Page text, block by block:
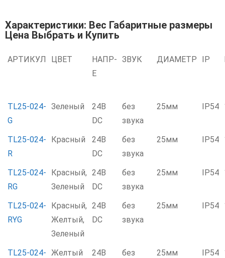
Характеристики: Вес Габаритные размеры
Цена Выбрать и Купить
АРТИКУЛ ЦВЕТ
НАПР-
Е
ЗВУК ДИАМЕТР IP
TL25-024-
G
Зеленый
24В
DC
без
звука
25мм IP54
TL25-024-
R
Красный
24В
DC
без
звука
25мм IP54
TL25-024-
RG
Красный,
Зеленый
24В
DC
без
звука
25мм IP54
TL25-024-
RYG
Красный,
Желтый,
Зеленый
24В
DC
без
звука
25мм IP54
TL25-024-
Желтый
24В
без
25мм IP54